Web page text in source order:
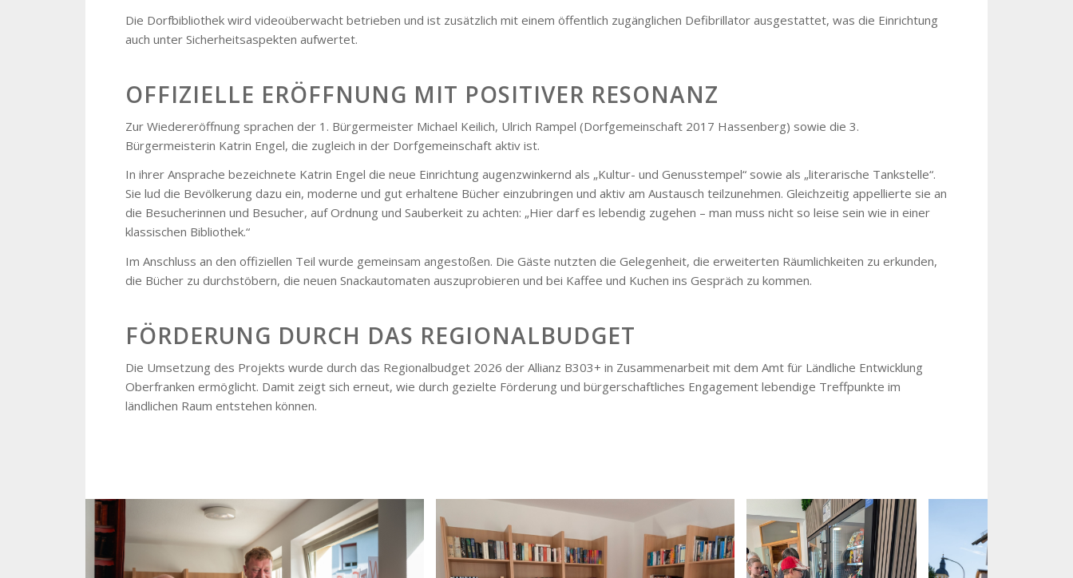
Die Dorfbibliothek wird videoüberwacht betrieben und ist zusätzlich mit einem öffentlich zugänglichen Defibrillator ausgestattet, was die Einrichtung
auch unter Sicherheitsaspekten aufwertet.
OFFIZIELLE ERÖFFNUNG MIT POSITIVER RESONANZ
Zur Wiedereröffnung sprachen der 1. Bürgermeister Michael Keilich, Ulrich Rampel (Dorfgemeinschaft 2017 Hassenberg) sowie die 3.
Bürgermeisterin Katrin Engel, die zugleich in der Dorfgemeinschaft aktiv ist.
In ihrer Ansprache bezeichnete Katrin Engel die neue Einrichtung augenzwinkernd als „Kultur- und Genusstempel“ sowie als „literarische Tankstelle“.
Sie lud die Bevölkerung dazu ein, moderne und gut erhaltene Bücher einzubringen und aktiv am Austausch teilzunehmen. Gleichzeitig appellierte sie an
die Besucherinnen und Besucher, auf Ordnung und Sauberkeit zu achten: „Hier darf es lebendig zugehen – man muss nicht so leise sein wie in einer
klassischen Bibliothek.“
Im Anschluss an den offiziellen Teil wurde gemeinsam angestoßen. Die Gäste nutzten die Gelegenheit, die erweiterten Räumlichkeiten zu erkunden,
die Bücher zu durchstöbern, die neuen Snackautomaten auszuprobieren und bei Kaffee und Kuchen ins Gespräch zu kommen.
FÖRDERUNG DURCH DAS REGIONALBUDGET
Die Umsetzung des Projekts wurde durch das Regionalbudget 2026 der Allianz B303+ in Zusammenarbeit mit dem Amt für Ländliche Entwicklung
Oberfranken ermöglicht. Damit zeigt sich erneut, wie durch gezielte Förderung und bürgerschaftliches Engagement lebendige Treffpunkte im
ländlichen Raum entstehen können.